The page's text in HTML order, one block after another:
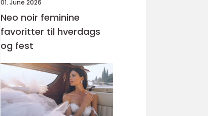
01. June 2026
Neo noir feminine
favoritter til hverdags
og fest